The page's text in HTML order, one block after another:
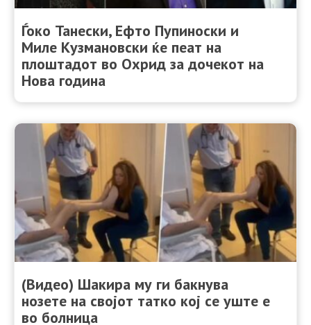
Ѓоко Танески, Ефто Пупиноски и
Миле Кузмановски ќе пеат на
плоштадот во Охрид за дочекот на
Нова година
(Видео) Шакира му ги бакнува
нозете на својот татко кој се уште е
во болница